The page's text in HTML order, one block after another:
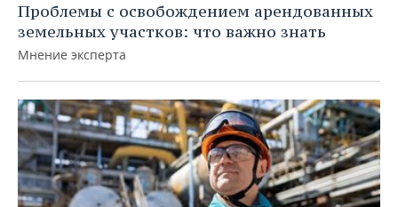
Проблемы с освобождением арендованных
земельных участков: что важно знать
Мнение эксперта